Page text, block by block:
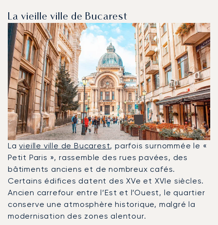
La vieille ville de Bucarest
Lavieille ville de Bucarest, parfois surnommée le «
Petit Paris », rassemble des rues pavées, des
bâtiments anciens et de nombreux cafés.
Certains édifices datent des XVe et XVIe siècles.
Ancien carrefour entre l’Est et l’Ouest, le quartier
conserve une atmosphère historique, malgré la
modernisation des zones alentour.